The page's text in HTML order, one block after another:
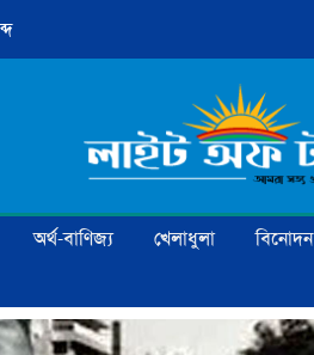
অর্থ-বাণিজ্য খেলাধুলা বিনোদন